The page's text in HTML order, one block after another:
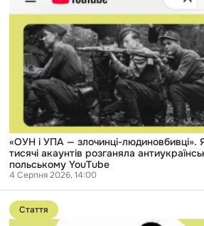
УПА
злочинці-
людиновбивці».
мережа
майже
тисячі
акаунтів
розганяла
антиукраїнські
настрої
польському
YouTube
«ОУН і УПА — злочинці-
тисячі акаунтів розганяла
польському YouTube
4 Серпня 2026, 14:00
Перейти
до
публікації
Стаття